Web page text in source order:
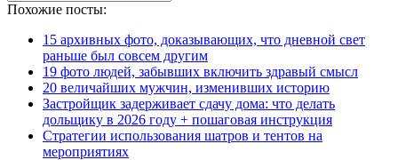
Похожие посты:
15 архивных фото, доказывающих, что дневной свет
раньше был совсем другим
19 фото людей, забывших включить здравый смысл
20 величайших мужчин, изменивших историю
Застройщик задерживает сдачу дома: что делать
дольщику в 2026 году + пошаговая инструкция
Стратегии использования шатров и тентов на
мероприятиях